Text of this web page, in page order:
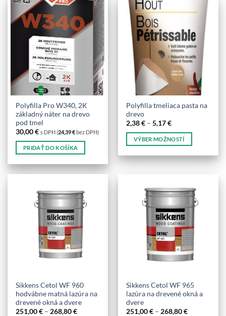
Polyfilla Pro W340, 2K
základný náter na drevo
pod tmel
30,00€ s DPH (24,39€ bez DPH)
PRIDAŤ DO KOŠÍKA
Polyfilla tmeliaca pasta na
drevo
2,38€ – 5,17€Price
2,38 €
through
VÝBER MOŽNOSTÍ
produkt
variantov.
Možnosti
môžete
stránke
Sikkens Cetol WF 960
hodvábne matná lazúra na
drevené okná a dvere
251,00€ – 268,80€Price
Sikkens Cetol WF 965
lazúra na drevené okná a
dvere
251,00€ – 268,80€Price